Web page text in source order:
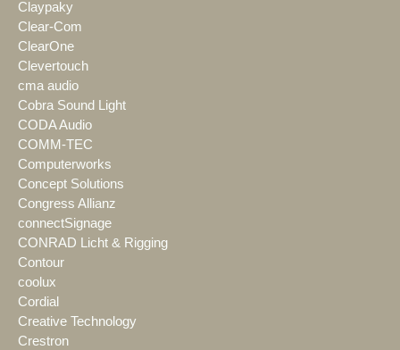
Claypaky
Clear-Com
ClearOne
Clevertouch
cma audio
Cobra Sound Light
CODA Audio
COMM-TEC
Computerworks
Concept Solutions
Congress Allianz
connectSignage
CONRAD Licht & Rigging
Contour
coolux
Cordial
Creative Technology
Crestron